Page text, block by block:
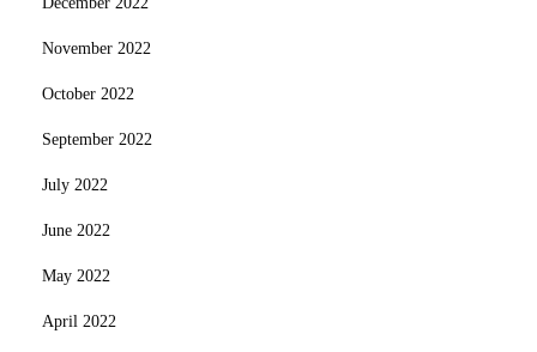
November 2022
October 2022
September 2022
July 2022
June 2022
May 2022
April 2022